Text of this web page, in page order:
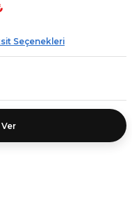
Seçenekleri